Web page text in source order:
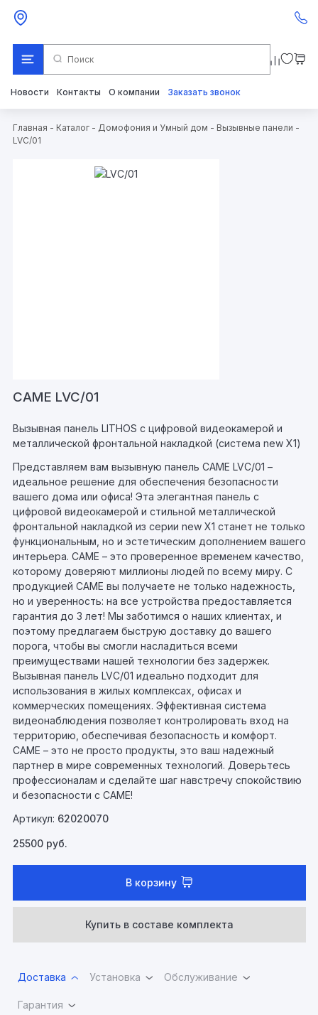
Новости Контакты О компании Заказать звонок
Главная - Каталог- Домофония и Умный дом - Вызывные панели -
LVC/01
CAME LVC/01
Вызывная панель LITHOS с цифровой видеокамерой и
металлической фронтальной накладкой (система new X1)
Представляем вам вызывную панель CAME LVC/01 –
идеальное решение для обеспечения безопасности
вашего дома или офиса! Эта элегантная панель с
цифровой видеокамерой и стильной металлической
фронтальной накладкой из серии new X1 станет не только
функциональным, но и эстетическим дополнением вашего
интерьера. CAME – это проверенное временем качество,
которому доверяют миллионы людей по всему миру. С
продукцией CAME вы получаете не только надежность,
но и уверенность: на все устройства предоставляется
гарантия до 3 лет! Мы заботимся о наших клиентах, и
поэтому предлагаем быструю доставку до вашего
порога, чтобы вы смогли насладиться всеми
преимуществами нашей технологии без задержек.
Вызывная панель LVC/01 идеально подходит для
использования в жилых комплексах, офисах и
коммерческих помещениях. Эффективная система
видеонаблюдения позволяет контролировать вход на
территорию, обеспечивая безопасность и комфорт.
CAME – это не просто продукты, это ваш надежный
партнер в мире современных технологий. Доверьтесь
профессионалам и сделайте шаг навстречу спокойствию
и безопасности с CAME!
Артикул: 62020070
25500 руб.
В корзину
Купить в составе комплекта
Доставка Установка Обслуживание
Гарантия